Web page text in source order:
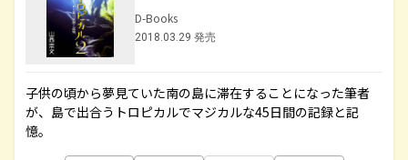
D-Books
2018.03.29 発売
子供の頃から夢見ていた南の島に滞在することになった筆者
が、島で出合うトロピカルでマジカルな45日間の記録と記
憶。